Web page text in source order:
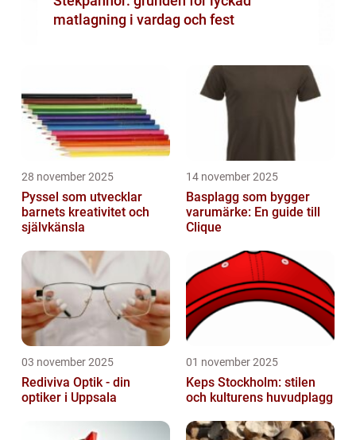
matlagning i vardag och fest
28 november 2025
Pyssel som utvecklar
barnets kreativitet och
självkänsla
14 november 2025
Basplagg som bygger
varumärke: En guide till
Clique
03 november 2025
Rediviva Optik - din
optiker i Uppsala
01 november 2025
Keps Stockholm: stilen
och kulturens huvudplagg